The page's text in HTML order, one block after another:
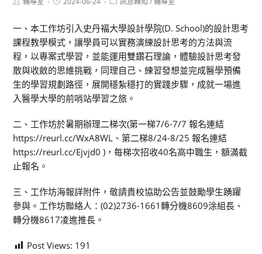
一、本工作坊引入史丹福大學設計學院(D. School)的設計思考
課程教學模式，讓學員可以實務演練設計思考的方法與流
程，以專案式學習，並能運用雙鑽石理論，體驗設計思考發
散與收斂的思維挑戰，同理自己、練習發想並完成醫學預備
生的學習規劃路徑，展開穩紮穩打的實踐步驟，成就一場進
入醫學大學的前哨站學習之旅。
二、工作坊於暑期辦理二梯次(第一梯7/6-7/7 報名連結
https://reurl.cc/WxA8WL、第二梯8/24-8/25 報名連結
https://reurl.cc/Ejvjd0 )，每梯次招收40名高中職生，額滿截
止報名。
三、工作坊海報詳附件，敬請貴校協助公告並鼓勵學生踴躍
參與。工作坊聯絡人：(02)2736-1661轉分機8609涂組長、
轉分機8617凌進推長。
Post Views: 191